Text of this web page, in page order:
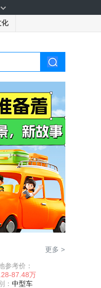
化
更多 >
参考价：
87.48万
： 中型车